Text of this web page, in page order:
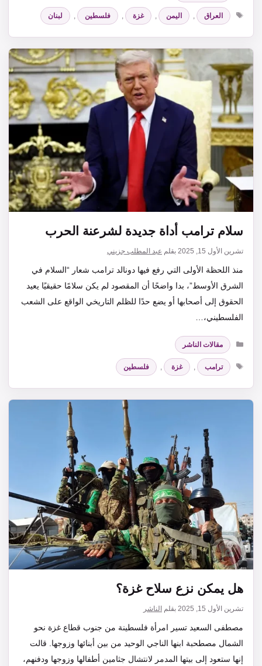
الوسوم
العراق , اليمن , غزة , فلسطين , لبنان
سلام ترامب أداة جديدة لشرعنة الحرب
تشرين الأول 15, 2025 بقلم عبد المطلب جزيني
منذ اللحظة الأولى التي رفع فيها دونالد ترامب شعار “السلام في
الشرق الأوسط”، بدا واضحًا أن المقصود لم يكن سلامًا حقيقيًا يعيد
الحقوق إلى أصحابها أو يضع حدًا للظلم التاريخي الواقع على الشعب
الفلسطيني،…
التصنيفات
مقالات الناشر
الوسوم
ترامب غزة فلسطين
هل يمكن نزع سلاح غزة؟
تشرين الأول 15, 2025 بقلم الناشر
مصطفى السعيد تسير امرأة فلسطينة من جنوب قطاع غزة نحو
الشمال مصطحبة ابنها الناجي الوحيد من بين أبنائها وزوجها. قالت
إنها ستعود إلى بيتها المدمر لانتشال جثامين أطفالها وزوجها ودفنهم،